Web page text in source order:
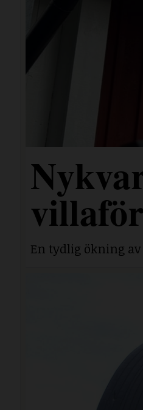
En tydlig ökning